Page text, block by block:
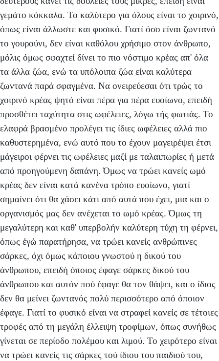
γεμάτο κόκκαλα. Το καλύτερο για όλους είναι το χοιρινό,
όπως είναι άλλωστε και φυσικό. Γιατί όσο είναι ζωντανό
το γουρούνι, δεν είναι καθόλου χρήσιμο στον άνθρωπο,
μόλις όμως σφαχτεί δίνει το πιο νόστιμο κρέας απ' όλα
τα άλλα ζώα, ενώ τα υπόλοιπα ζώα είναι καλύτερα
ζωντανά παρά σφαγμένα. Να ονειρεύεσαι ότι τρώς το
χοιρινό κρέας ψητό είναι πέρα για πέρα ευοίωνο, επειδή
προσθέτει ταχύτητα στις ωφέλειες, λόγω τής φωτιάς. Το
ελαφρά βρασμένο προλέγει τις ίδιες ωφέλειες αλλά πιο
καθυστερημένα, ενώ αυτό που το έχουν μαγειρέψει έτσι
μάγειροι φέρνει τις ωφέλειες μαζί με ταλαιπωρίες ή μετά
από προηγούμενη δαπάνη. Όμως να τρώει κανείς ωμό
κρέας δεν είναι κατά κανένα τρόπο ευοίωνο, γιατί
σημαίνει ότι θα χάσει κάτι από αυτά που έχει, μια και ο
οργανισμός μας δεν ανέχεται το ωμό κρέας. Όμως τη
μεγαλύτερη και καθ' υπερβολήν καλύτερη τύχη τη φέρνει,
όπως έγώ παρατήρησα, να τρώει κανείς ανθρώπινες
σάρκες, όχι όμως κάποιου γνωστού η δικού του
άνθρωπου, επειδή όποιος έφαγε σάρκες δικού του
άνθρωπου και αυτόν πού έφαγε θα τον θάψει, και ο ίδιος
δεν θα μείνει ζωντανός πολύ περισσότερο από όποιον
έφαγε. Γιατί το φυσικό είναι να στραφεί κανείς σε τέτοιες
τροφές από τη μεγάλη έλλειψη τροφίμων, όπως συνήθως
γίνεται σε περίοδο πολέμου και λιμού. Το χειρότερο είναι
να τρώει κανείς τις σάρκες τού ίδιου του παιδιού του,